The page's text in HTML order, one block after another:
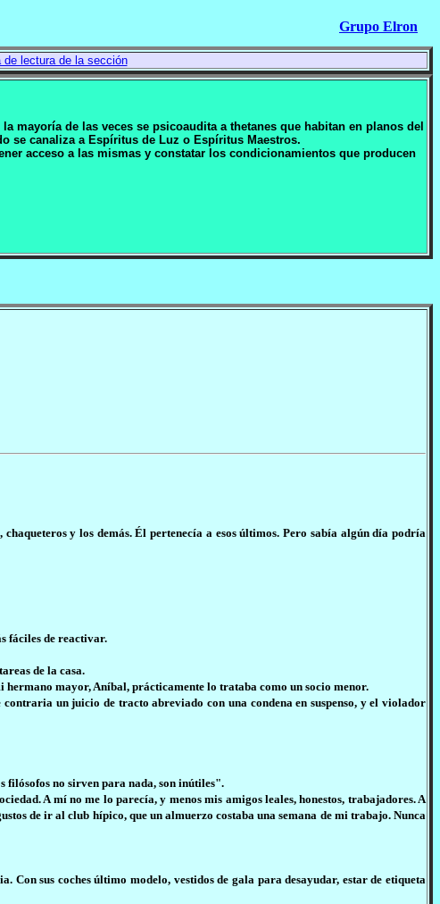
Grupo Elron
lectura de la sección
mayoría de las veces se psicoaudita a thetanes que habitan en planos del
se canaliza a Espíritus de Luz o Espíritus Maestros.
acceso a las mismas y constatar los condicionamientos que producen
y los demás. Él pertenecía a esos últimos. Pero sabía algún día podría
fáciles de reactivar.
de la casa.
hermano mayor, Aníbal, prácticamente lo trataba como un socio menor.
un juicio de tracto abreviado con una condena en suspenso, y el violador
filósofos no sirven para nada, son inútiles".
A mí no me lo parecía, y menos mis amigos leales, honestos, trabajadores. A
de ir al club hípico, que un almuerzo costaba una semana de mi trabajo. Nunca
Con sus coches último modelo, vestidos de gala para desayudar, estar de etiqueta